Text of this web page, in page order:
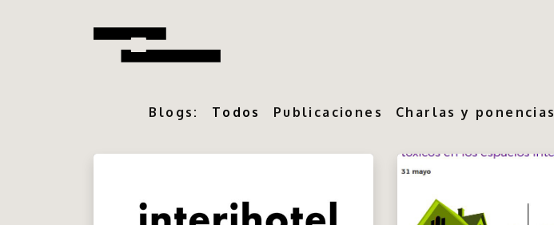
Blogs: Todos Publicaciones Charlas y ponencias